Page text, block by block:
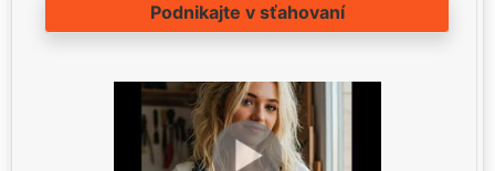
Podnikajte v sťahovaní